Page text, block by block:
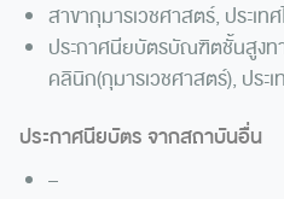
สาขากุมารเวชศาสตร์, ประเท
ประกาศนียบัตรบัณฑิตชั้นสูงท
คลินิก(กุมารเวชศาสตร์), ประ
ประกาศนียบัตร จากสถาบันอื่น
–